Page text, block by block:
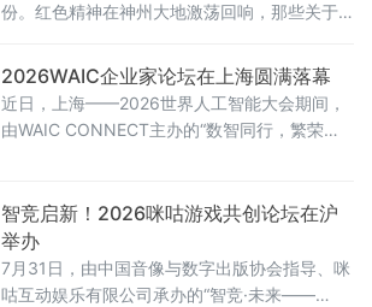
份。红色精神在神州大地激荡回响，那些关于
鲜明的底色。
2026WAIC企业家论坛在上海圆满落幕
近日，上海——2026世界人工智能大会期间，
由WAIC CONNECT主办的“数智同行，繁荣共
净值决策者到场参与，覆盖制造、ICT、消费、
医疗、金融等关键领域。盛夏的上海，WAIC展
览馆人潮涌动，而企业家论坛的会场内同样座
无虚席。
智竞启新！2026咪咕游戏共创论坛在沪
举办
7月31日，由中国音像与数字出版协会指导、咪
咕互动娱乐有限公司承办的“智竞·未来——